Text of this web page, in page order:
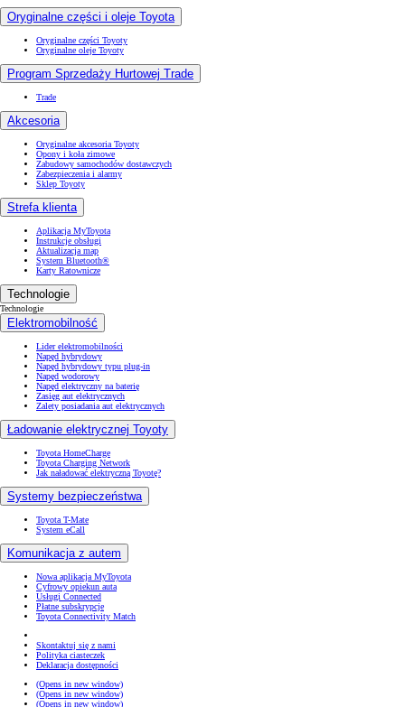
Oryginalne części i oleje Toyota
Oryginalne części Toyoty
Oryginalne oleje Toyoty
Program Sprzedaży Hurtowej Trade
Trade
Akcesoria
Oryginalne akcesoria Toyoty
Opony i koła zimowe
Zabudowy samochodów dostawczych
Zabezpieczenia i alarmy
Sklep Toyoty
Strefa klienta
Aplikacja MyToyota
Instrukcje obsługi
Aktualizacja map
System Bluetooth®
Karty Ratownicze
Technologie
Technologie
Elektromobilność
Lider elektromobilności
Napęd hybrydowy
Napęd hybrydowy typu plug-in
Napęd wodorowy
Napęd elektryczny na baterię
Zasięg aut elektrycznych
Zalety posiadania aut elektrycznych
Ładowanie elektrycznej Toyoty
Toyota HomeCharge
Toyota Charging Network
Jak naładować elektryczną Toyotę?
Systemy bezpieczeństwa
Toyota T-Mate
System eCall
Komunikacja z autem
Nowa aplikacja MyToyota
Cyfrowy opiekun auta
Usługi Connected
Płatne subskrypcje
Toyota Connectivity Match
Skontaktuj się z nami
Polityka ciasteczek
Deklaracja dostępności
(Opens in new window)
(Opens in new window)
(Opens in new window)